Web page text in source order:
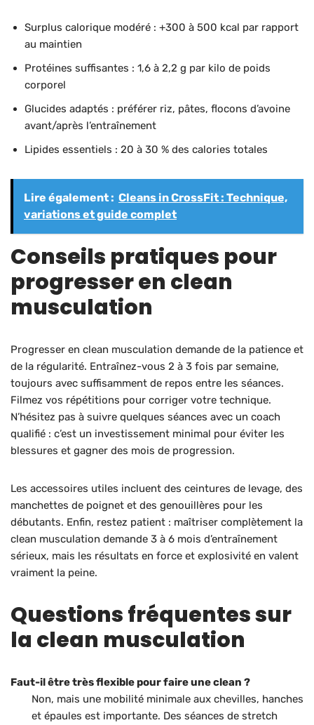
Surplus calorique modéré : +300 à 500 kcal par rapport
au maintien
Protéines suffisantes : 1,6 à 2,2 g par kilo de poids
corporel
Glucides adaptés : préférer riz, pâtes, flocons d’avoine
avant/après l’entraînement
Lipides essentiels : 20 à 30 % des calories totales
Lire également : Cleans in CrossFit : Technique,
variations et guide complet
Conseils pratiques pour
progresser en clean
musculation
Progresser en clean musculation demande de la patience et
de la régularité. Entraînez-vous 2 à 3 fois par semaine,
toujours avec suffisamment de repos entre les séances.
Filmez vos répétitions pour corriger votre technique.
N’hésitez pas à suivre quelques séances avec un coach
qualifié : c’est un investissement minimal pour éviter les
blessures et gagner des mois de progression.
Les accessoires utiles incluent des ceintures de levage, des
manchettes de poignet et des genouillères pour les
débutants. Enfin, restez patient : maîtriser complètement la
clean musculation demande 3 à 6 mois d’entraînement
sérieux, mais les résultats en force et explosivité en valent
vraiment la peine.
Questions fréquentes sur
la clean musculation
Faut-il être très flexible pour faire une clean ?
Non, mais une mobilité minimale aux chevilles, hanches
et épaules est importante. Des séances de stretch